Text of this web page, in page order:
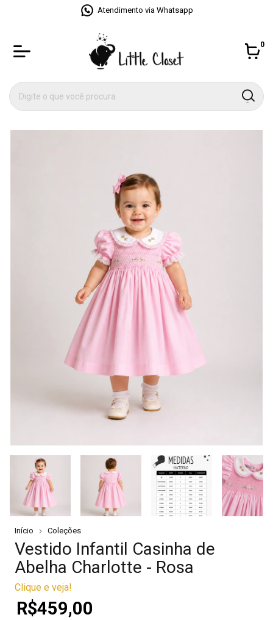
Atendimento via Whatsapp
0
Início Coleções
Vestido Infantil Casinha de
Abelha Charlotte - Rosa
Clique e veja!
R$459,00